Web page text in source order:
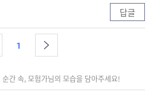
답글
1
간 속, 모험가님의 모습을 담아주세요!